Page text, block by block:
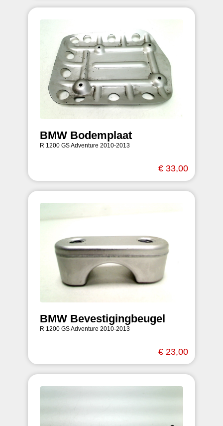
BMW Bodemplaat
R 1200 GS Adventure 2010-2013
€ 33,00
BMW Bevestigingbeugel
R 1200 GS Adventure 2010-2013
€ 23,00